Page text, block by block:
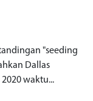
"seeding
Dallas
waktu...